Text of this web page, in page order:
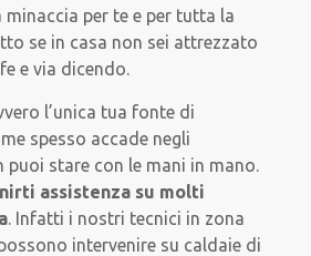
minaccia per te e per tutta la
se in casa non sei attrezzato
e via dicendo.
l’unica tua fonte di
spesso accade negli
puoi stare con le mani in mano.
assistenza su molti
. Infatti i nostri tecnici in zona
intervenire su caldaie di